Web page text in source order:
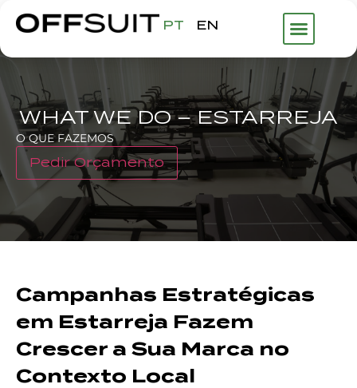
PT EN
WHAT WE DO – ESTARREJA
O QUE FAZEMOS
Pedir Orçamento
Campanhas Estratégicas
em Estarreja Fazem
Crescer a Sua Marca no
Contexto Local